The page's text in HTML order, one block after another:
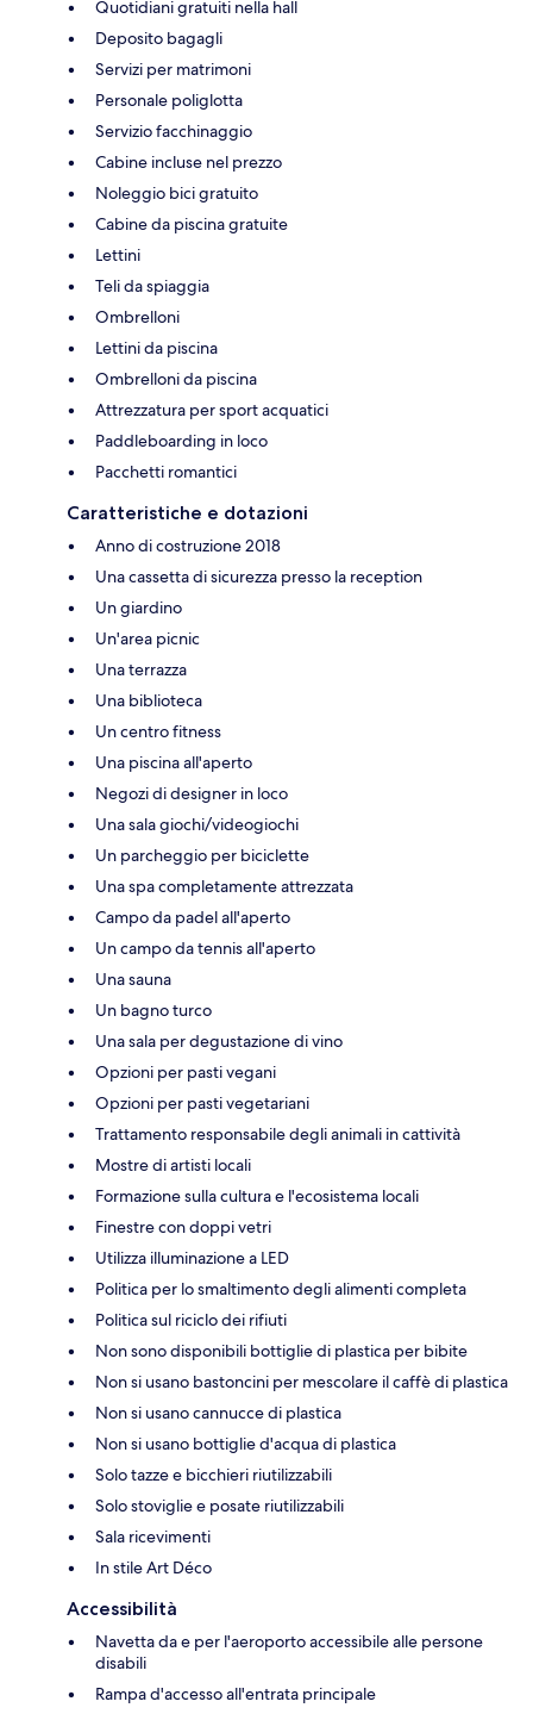
Quotidiani gratuiti nella hall
Deposito bagagli
Servizi per matrimoni
Personale poliglotta
Servizio facchinaggio
Cabine incluse nel prezzo
Noleggio bici gratuito
Cabine da piscina gratuite
Lettini
Teli da spiaggia
Ombrelloni
Lettini da piscina
Ombrelloni da piscina
Attrezzatura per sport acquatici
Paddleboarding in loco
Pacchetti romantici
Caratteristiche e dotazioni
Anno di costruzione 2018
Una cassetta di sicurezza presso la reception
Un giardino
Un'area picnic
Una terrazza
Una biblioteca
Un centro fitness
Una piscina all'aperto
Negozi di designer in loco
Una sala giochi/videogiochi
Un parcheggio per biciclette
Una spa completamente attrezzata
Campo da padel all'aperto
Un campo da tennis all'aperto
Una sauna
Un bagno turco
Una sala per degustazione di vino
Opzioni per pasti vegani
Opzioni per pasti vegetariani
Trattamento responsabile degli animali in cattività
Mostre di artisti locali
Formazione sulla cultura e l'ecosistema locali
Finestre con doppi vetri
Utilizza illuminazione a LED
Politica per lo smaltimento degli alimenti completa
Politica sul riciclo dei rifiuti
Non sono disponibili bottiglie di plastica per bibite
Non si usano bastoncini per mescolare il caffè di plastica
Non si usano cannucce di plastica
Non si usano bottiglie d'acqua di plastica
Solo tazze e bicchieri riutilizzabili
Solo stoviglie e posate riutilizzabili
Sala ricevimenti
In stile Art Déco
Accessibilità
Navetta da e per l'aeroporto accessibile alle persone
disabili
Rampa d'accesso all'entrata principale